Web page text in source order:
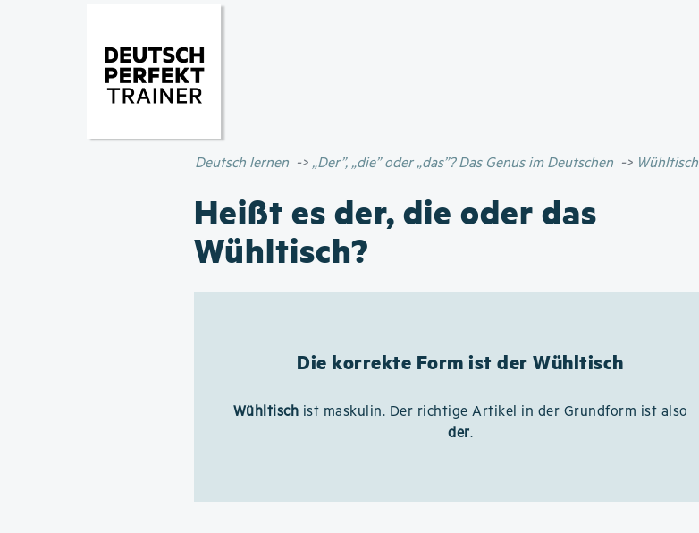
Deutsch lernen „Der”, „die” oder „das”? Das Genus im Deutschen Wühltisch
Heißt es der, die oder das
Wühltisch?
Die korrekte Form ist der Wühltisch
Wühltisch ist maskulin. Der richtige Artikel in der Grundform ist also
der.